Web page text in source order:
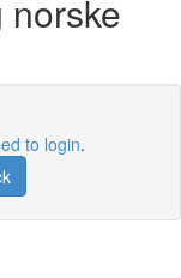
norske
to login.